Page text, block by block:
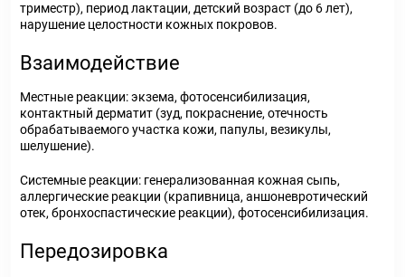
триместр), период лактации, детский возраст (до 6 лет),
нарушение целостности кожных покровов.
Взаимодействие
Местные реакции: экзема, фотосенсибилизация,
контактный дерматит (зуд, покраснение, отечность
обрабатываемого участка кожи, папулы, везикулы,
шелушение).
Системные реакции: генерализованная кожная сыпь,
аллергические реакции (крапивница, аншоневротический
отек, бронхоспастические реакции), фотосенсибилизация.
Передозировка